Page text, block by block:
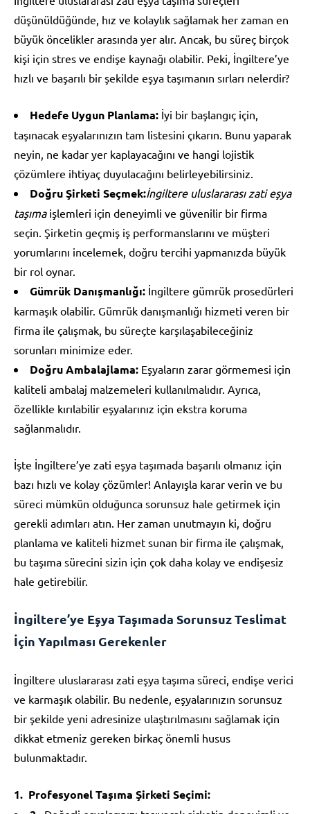
düşünüldüğünde, hız ve kolaylık sağlamak her zaman en
büyük öncelikler arasında yer alır. Ancak, bu süreç birçok
kişi için stres ve endişe kaynağı olabilir. Peki, İngiltere’ye
hızlı ve başarılı bir şekilde eşya taşımanın sırları nelerdir?
Hedefe Uygun Planlama: İyi bir başlangıç için,
taşınacak eşyalarınızın tam listesini çıkarın. Bunu yaparak
neyin, ne kadar yer kaplayacağını ve hangi lojistik
çözümlere ihtiyaç duyulacağını belirleyebilirsiniz.
Doğru Şirketi Seçmek:İngiltere uluslararası zati eşya
taşımaişlemleri için deneyimli ve güvenilir bir firma
seçin. Şirketin geçmiş iş performanslarını ve müşteri
yorumlarını incelemek, doğru tercihi yapmanızda büyük
bir rol oynar.
Gümrük Danışmanlığı: İngiltere gümrük prosedürleri
karmaşık olabilir. Gümrük danışmanlığı hizmeti veren bir
firma ile çalışmak, bu süreçte karşılaşabileceğiniz
sorunları minimize eder.
Doğru Ambalajlama: Eşyaların zarar görmemesi için
kaliteli ambalaj malzemeleri kullanılmalıdır. Ayrıca,
özellikle kırılabilir eşyalarınız için ekstra koruma
sağlanmalıdır.
İşte İngiltere’ye zati eşya taşımada başarılı olmanız için
bazı hızlı ve kolay çözümler! Anlayışla karar verin ve bu
süreci mümkün olduğunca sorunsuz hale getirmek için
gerekli adımları atın. Her zaman unutmayın ki, doğru
planlama ve kaliteli hizmet sunan bir firma ile çalışmak,
bu taşıma sürecini sizin için çok daha kolay ve endişesiz
hale getirebilir.
İngiltere’ye Eşya Taşımada Sorunsuz Teslimat
İçin Yapılması Gerekenler
İngiltere uluslararası zati eşya taşıma süreci, endişe verici
ve karmaşık olabilir. Bu nedenle, eşyalarınızın sorunsuz
bir şekilde yeni adresinize ulaştırılmasını sağlamak için
dikkat etmeniz gereken birkaç önemli husus
bulunmaktadır.
Profesyonel Taşıma Şirketi Seçimi: